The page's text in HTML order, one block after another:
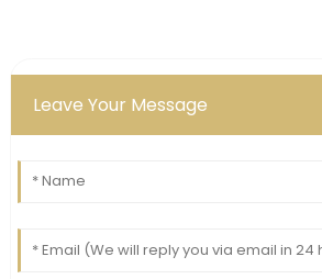
Leave Your Message